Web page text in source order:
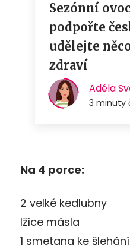
Na 4 porce:
2 velké kedlubny
lžíce másla
1 smetana ke šlehání